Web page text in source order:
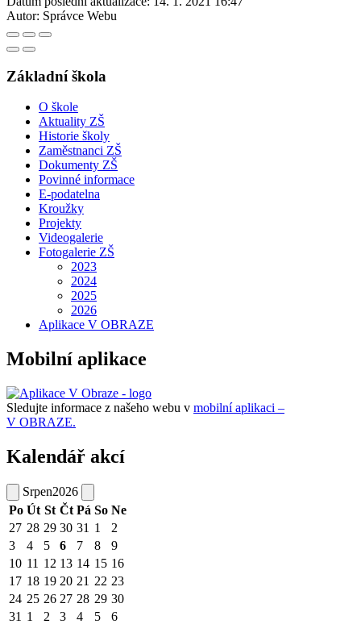
Autor: Správce Webu
Základní škola
O škole
Aktuality ZŠ
Historie školy
Zaměstnanci ZŠ
Dokumenty ZŠ
Povinné informace
E-podatelna
Kroužky
Projekty
Videogalerie
Fotogalerie ZŠ
2023
2024
2025
2026
Aplikace V OBRAZE
Mobilní aplikace
Sledujte informace z našeho webu v mobilní aplikaci –
V OBRAZE.
Kalendář akcí
Srpen2026
Po Út St Čt Pá So Ne
27 28 29 30 31 1
2
3
4 5 6 7 8
9
10 11 12 13 14 15 16
17 18 19 20 21 22 23
24 25 26 27 28 29 30
31 1 2 3 4 5 6